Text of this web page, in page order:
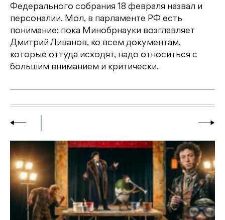
Федерального собрания 18 февраля назвал и
персоналии. Мол, в парламенте РФ есть
понимание: пока Минобрнауки возглавляет
Дмитрий Ливанов, ко всем документам,
которые оттуда исходят, надо относиться с
большим вниманием и критически.